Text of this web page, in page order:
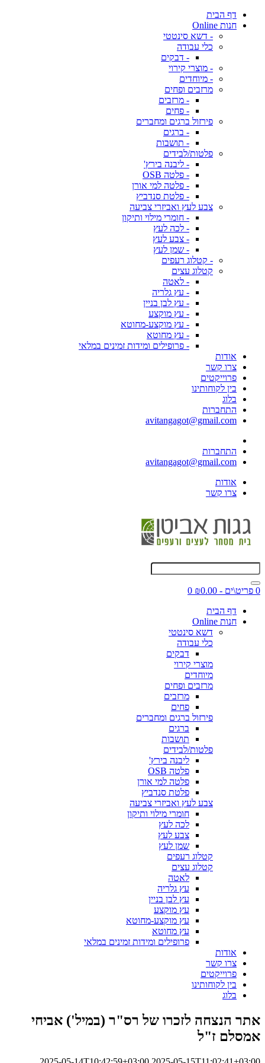
דף הבית
חנות Online
- דשא סינטטי
כלי עבודה
- דבקים
- מוצרי קירוי
- מיוחדים
מרזבים ופחים
- מרזבים
- פחים
פירזול ברגים ומחברים
- ברגים
- תושבות
פלטות/לבידים
- ליבנה בירץ'
- פלטה OSB
- פלטה למי אורן
- פלטת סנדביץ
צבע לעץ ואביזרי צביעה
- חומרי מילוי ותיקון
- לכה לעץ
- צבע לעץ
- שמן לעץ
- קטלוג רעפים
קטלוג עצים
- לאטה
- עץ גלריה
- עץ לבן בניין
- עץ מוקצע
- עץ מוקצע-מחוטא
- עץ מחוטא
- פרופילים ומידות זמינים במלאי
אודות
צרו קשר
פרוייקטים
בין לקוחותינו
בלוג
התחברות
avitangagot@gmail.com
התחברות
avitangagot@gmail.com
אודות
צרו קשר
0 פריט\ים - ₪0.00
0
דף הבית
חנות Online
דשא סינטטי
כלי עבודה
דבקים
מוצרי קירוי
מיוחדים
מרזבים ופחים
מרזבים
פחים
פירזול ברגים ומחברים
ברגים
תושבות
פלטות/לבידים
ליבנה בירץ'
פלטה OSB
פלטה למי אורן
פלטת סנדביץ
צבע לעץ ואביזרי צביעה
חומרי מילוי ותיקון
לכה לעץ
צבע לעץ
שמן לעץ
קטלוג רעפים
קטלוג עצים
לאטה
עץ גלריה
עץ לבן בניין
עץ מוקצע
עץ מוקצע-מחוטא
עץ מחוטא
פרופילים ומידות זמינים במלאי
אודות
צרו קשר
פרוייקטים
בין לקוחותינו
בלוג
אתר הנצחה לזכרו של רס"ר (במיל') אביחי
אמסלם ז"ל